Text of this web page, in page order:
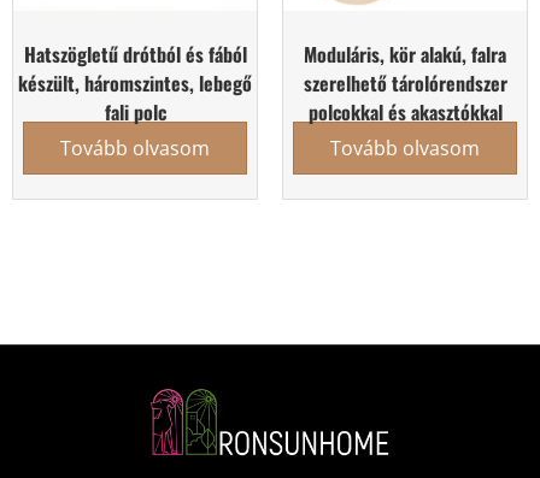
Hatszögletű drótból és fából
készült, háromszintes, lebegő
fali polc
Tovább olvasom
Moduláris, kör alakú, falra
szerelhető tárolórendszer
polcokkal és akasztókkal
Tovább olvasom